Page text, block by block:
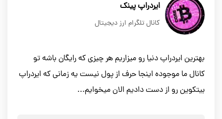
ایردراپ پینک
کانال تلگرام ارز دیجیتال
بهترین ایردراپ دنیا رو میزاریم هر چیزی که رایگان باشه تو
کانال ما موجوده اینجا حرف از پول نیست یه زمانی که ایردراپ
بیتکوین رو از دست دادیم الان میخوایم...